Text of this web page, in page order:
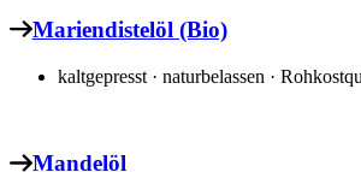
Mariendistelöl (Bio)
kaltgepresst · naturbelassen ·
Mandelöl